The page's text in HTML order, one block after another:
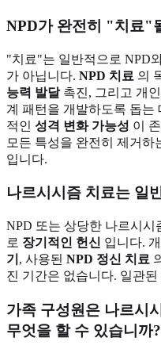
NPD가 완전히 "치료"
"치료"는 일반적으로 NPD
가 아닙니다. NPD 치료 의
능력 발달촉진, 그리고 개
계 패턴을 개발하도록 돕는
적인 성격 변화 가능성 이
모든 특성을 완전히 제거하
입니다.
나르시시즘 치료는 일
NPD 또는 상당한 나르시시
로 장기적인 헌신 입니다.
기 , 사용된 NPD 정신 치료
진 기간은 없습니다. 일관
가족 구성원은 나르시
무엇을 할 수 있습니까?